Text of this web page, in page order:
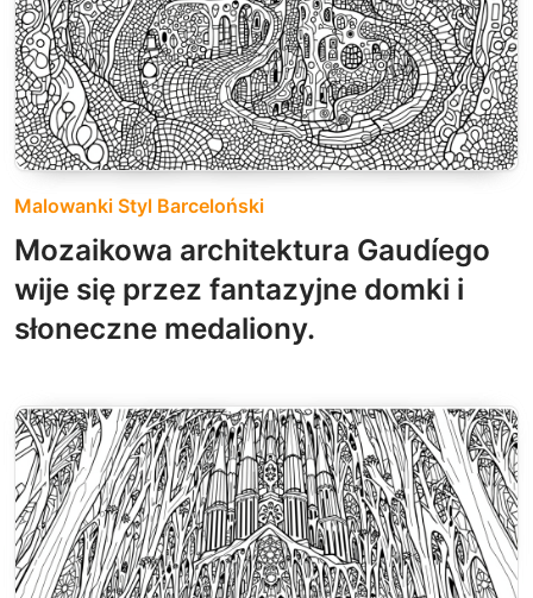
Malowanki Styl Barceloński
Mozaikowa architektura Gaudíego
wije się przez fantazyjne domki i
słoneczne medaliony.